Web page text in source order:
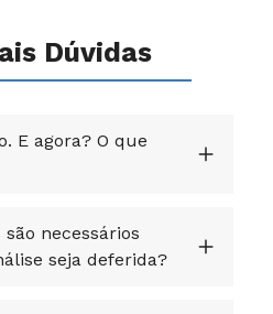
Dúvidas
E agora? O que
necessários
seja deferida?